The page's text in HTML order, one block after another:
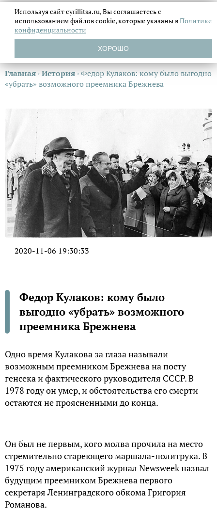
Главная ›История ›Федор Кулаков: кому было выгодно
«убрать» возможного преемника Брежнева
2020-11-06 19:30:33
Федор Кулаков: кому было
выгодно «убрать» возможного
преемника Брежнева
Одно время Кулакова за глаза называли
возможным преемником Брежнева на посту
генсека и фактического руководителя СССР. В
1978 году он умер, и обстоятельства его смерти
остаются не проясненными до конца.
Он был не первым, кого молва прочила на место
стремительно стареющего маршала-политрука. В
1975 году американский журнал Newsweek назвал
будущим преемником Брежнева первого
секретаря Ленинградского обкома Григория
Романова.
Используя сайт cyrillitsa.ru, Вы соглашаетесь с
использованием файловcookie, которые указаны вПолитике
конфиденциальности
ХОРОШО